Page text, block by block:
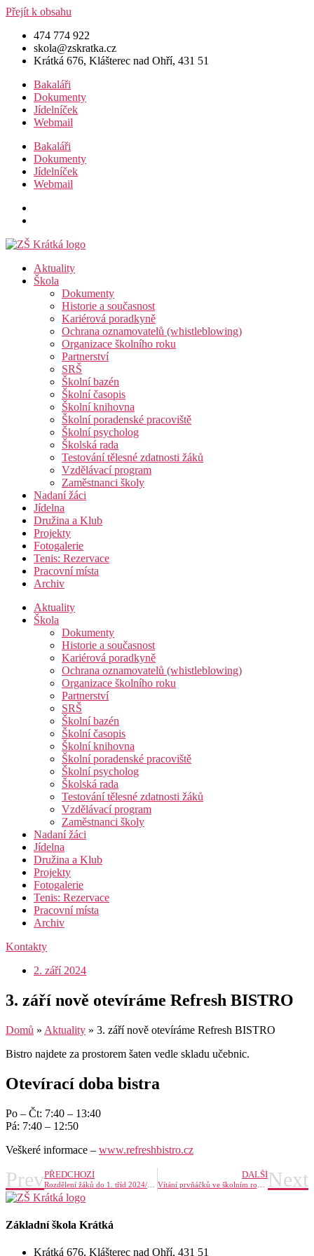
Přejít k obsahu
474 774 922
skola@zskratka.cz
Krátká 676, Klášterec nad Ohří, 431 51
Bakaláři
Dokumenty
Jídelníček
Webmail
Bakaláři
Dokumenty
Jídelníček
Webmail
Aktuality
Škola
Dokumenty
Historie a současnost
Kariérová poradkyně
Ochrana oznamovatelů (whistleblowing)
Organizace školního roku
Partnerství
SRŠ
Školní bazén
Školní časopis
Školní knihovna
Školní poradenské pracoviště
Školní psycholog
Školská rada
Testování tělesné zdatnosti žáků
Vzdělávací program
Zaměstnanci školy
Nadaní žáci
Jídelna
Družina a Klub
Projekty
Fotogalerie
Tenis: Rezervace
Pracovní místa
Archiv
Aktuality
Škola
Dokumenty
Historie a současnost
Kariérová poradkyně
Ochrana oznamovatelů (whistleblowing)
Organizace školního roku
Partnerství
SRŠ
Školní bazén
Školní časopis
Školní knihovna
Školní poradenské pracoviště
Školní psycholog
Školská rada
Testování tělesné zdatnosti žáků
Vzdělávací program
Zaměstnanci školy
Nadaní žáci
Jídelna
Družina a Klub
Projekty
Fotogalerie
Tenis: Rezervace
Pracovní místa
Archiv
Kontakty
2. září 2024
3. září nově otevíráme Refresh BISTRO
Domů » Aktuality » 3. září nově otevíráme Refresh BISTRO
Bistro najdete za prostorem šaten vedle skladu učebnic.
Otevírací doba bistra
Po – Čt: 7:40 – 13:40
Pá: 7:40 – 12:50
Veškeré informace – www.refreshbistro.cz
PrevPŘEDCHOZÍ DALŠÍNext
Základní škola Krátká
Krátká 676, Klášterec nad Ohří, 431 51